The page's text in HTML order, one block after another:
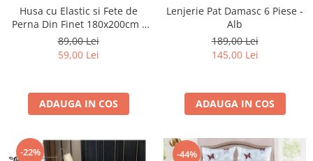
Husa cu Elastic si Fete de
Perna Din Finet 180x200cm -
Many Flowers
89,00 Lei
59,00 Lei
ADAUGA IN COS
Lenjerie Pat Damasc 6 Piese -
Alb
189,00 Lei
145,00 Lei
ADAUGA IN COS
-22% -44%